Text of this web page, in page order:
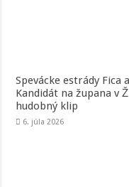
Spevácke estrády Fica
Kandidát na župana v
hudobný klip
6. júla 2026